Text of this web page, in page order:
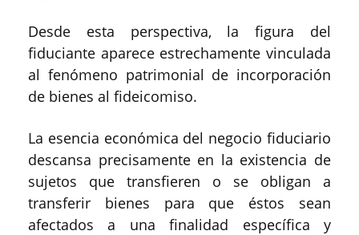
Desde esta perspectiva, la figura del
fiduciante aparece estrechamente vinculada
al fenómeno patrimonial de incorporación
de bienes al fideicomiso.
La esencia económica del negocio fiduciario
descansa precisamente en la existencia de
sujetos que transfieren o se obligan a
transferir bienes para que éstos sean
afectados a una finalidad específica y